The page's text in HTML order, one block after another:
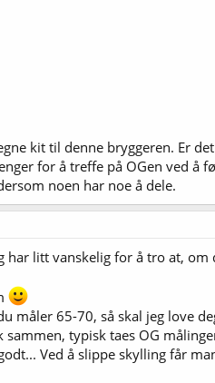
kit til denne bryggeren. Er
for å treffe på OGen ved å
noen har noe å dele.
har litt vanskelig for å tro at,
måler 65-70, så skal jeg love
typisk taes OG
Ved å slippe skylling får